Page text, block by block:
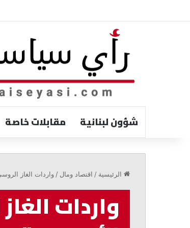
شؤون لبنانية مقابلات خاصة
الرئيسية / اقتصاد ومال / واردات الغاز
واردات
حول
الدولة
ضرورة
لمواجهة
التحديات